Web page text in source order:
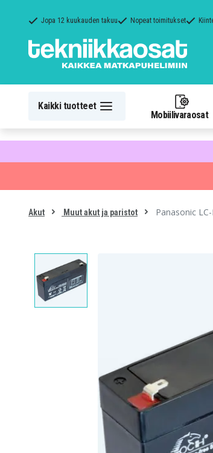
Jopa 12 kuukauden takuu Nopeat toimitukset
Kaikki tuotteet
Mobiilivaraosat
Akut Muut akut ja paristot Panasonic